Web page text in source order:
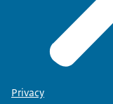
Privacy